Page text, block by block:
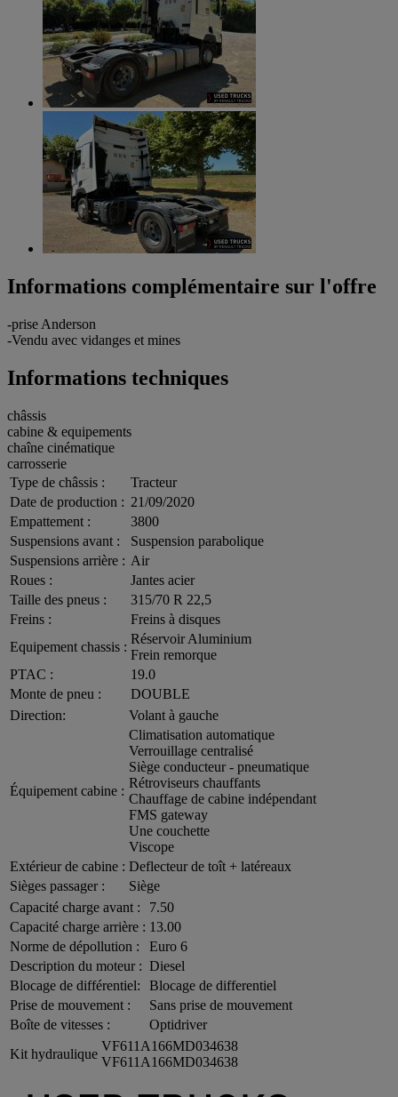
Informations complémentaire sur l'offre
-prise Anderson
-Vendu avec vidanges et mines
Informations techniques
châssis
cabine & equipements
chaîne cinématique
carrosserie
Type de châssis :
Tracteur
Date de production : 21/09/2020
Empattement :
3800
Suspensions avant :
Suspension parabolique
Suspensions arrière : Air
Roues :
Jantes acier
Taille des pneus :
315/70 R 22,5
Freins :
Freins à disques
Equipement chassis :
Réservoir Aluminium
Frein remorque
PTAC :
19.0
Monte de pneu :
DOUBLE
Direction:
Volant à gauche
Équipement cabine :
Climatisation automatique
Verrouillage centralisé
Siège conducteur - pneumatique
Rétroviseurs chauffants
Chauffage de cabine indépendant
FMS gateway
Une couchette
Viscope
Extérieur de cabine : Deflecteur de toît + latéreaux
Sièges passager :
Siège
Capacité charge avant :
7.50
Capacité charge arrière : 13.00
Norme de dépollution :
Euro 6
Description du moteur : Diesel
Blocage de différentiel:
Blocage de differentiel
Prise de mouvement :
Sans prise de mouvement
Boîte de vitesses :
Optidriver
Kit hydraulique
VF611A166MD034638
VF611A166MD034638